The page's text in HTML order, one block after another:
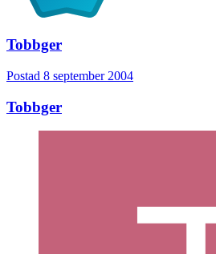
Tobbger
Postad 8 september 2004
Tobbger